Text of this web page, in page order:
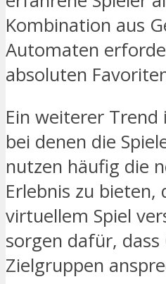
Kombination aus
Automaten
absoluten
Ein weiterer Trend
bei denen die
nutzen häufig die
Erlebnis zu bieten,
virtuellem Spiel
sorgen dafür,
Zielgruppen